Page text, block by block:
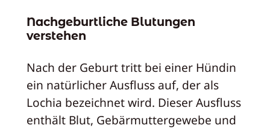
Nachgeburtliche Blutungen
verstehen
Nach der Geburt tritt bei einer Hündin
ein natürlicher Ausfluss auf, der als
Lochia bezeichnet wird. Dieser Ausfluss
enthält Blut, Gebärmuttergewebe und